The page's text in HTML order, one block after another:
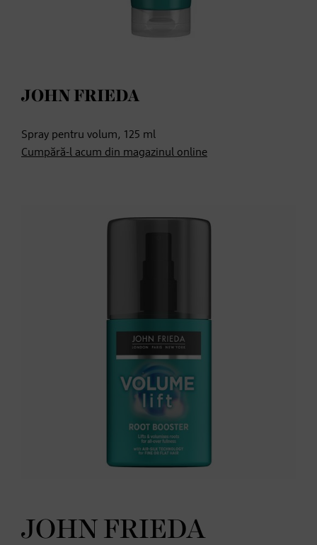
JOHN FRIEDA
Spray pentru volum, 125 ml
Cumpără-l acum din magazinul online
JOHN FRIEDA